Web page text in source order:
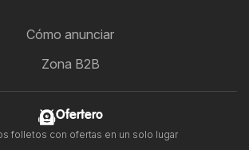
Cómo anunciar
Zona B2B
Ofertero
folletos con ofertas en un solo lugar